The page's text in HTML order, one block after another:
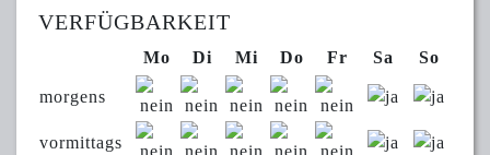
VERFÜGBARKEIT
Mo Di Mi Do Fr Sa So
morgens
vormittags